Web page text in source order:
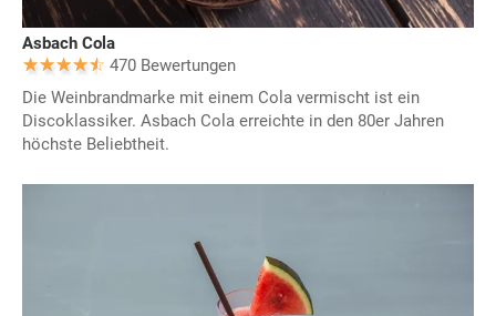
Asbach Cola
470 Bewertungen
Die Weinbrandmarke mit einem Cola vermischt ist ein
Discoklassiker. Asbach Cola erreichte in den 80er Jahren
höchste Beliebtheit.